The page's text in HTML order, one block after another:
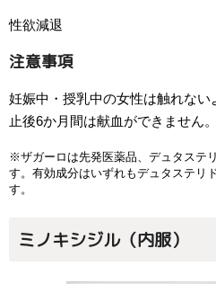
性欲減退
注意事項
妊娠中・授乳中の女性は触れな
止後6か月間は献血ができません。
※ザガーロは先発医薬品、デュタステ
す。有効成分はいずれもデュタステリ
す。
ミノキシジル（内服）